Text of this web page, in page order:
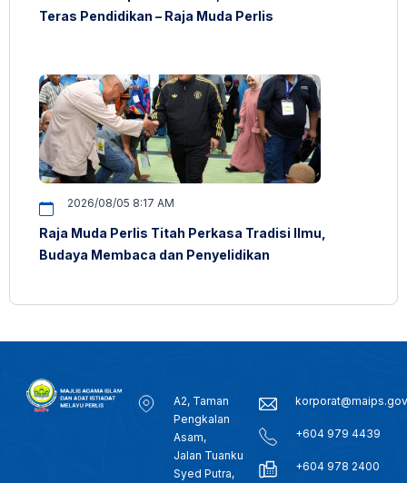
Teras Pendidikan – Raja Muda Perlis
2026/08/05 8:17 AM
Raja Muda Perlis Titah Perkasa Tradisi Ilmu,
Budaya Membaca dan Penyelidikan
A2, Taman
Pengkalan
Asam,
Jalan Tuanku
Syed Putra,
+604 979 4439
+604 978 2400